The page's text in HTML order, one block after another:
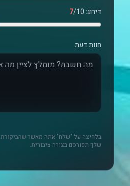
דירוג: 7/10
חוות דעת
בלחיצה על "שלח" אתה מאשר שהביקורת
שלך תפורסם בצורה ציבורית.